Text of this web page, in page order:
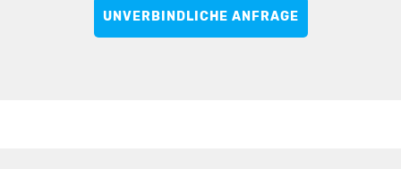
UNVERBINDLICHE ANFRAGE